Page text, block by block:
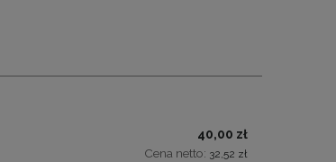
40,00 zł
Cena netto: 32,52 zł